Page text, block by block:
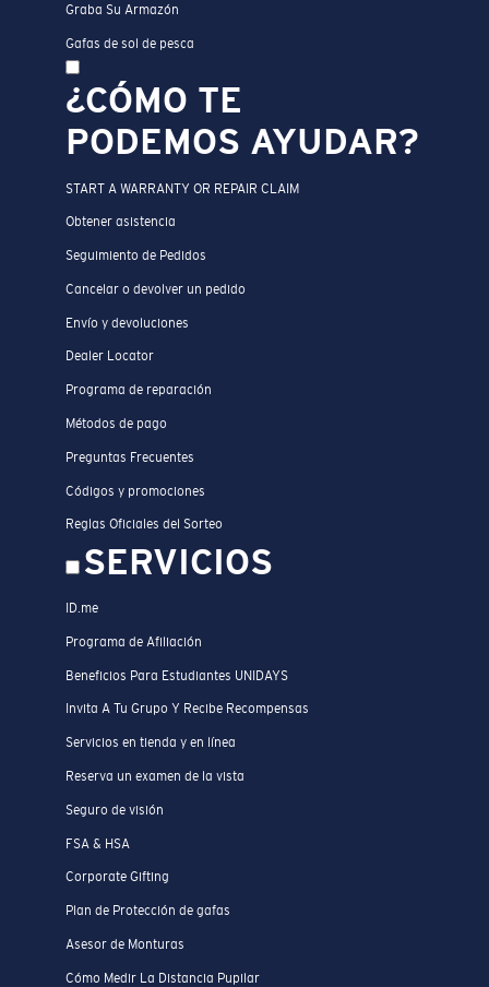
Graba Su Armazón
Gafas de sol de pesca
¿CÓMO TE
PODEMOS AYUDAR?
START A WARRANTY OR REPAIR CLAIM
Obtener asistencia
Seguimiento de Pedidos
Cancelar o devolver un pedido
Envío y devoluciones
Dealer Locator
Programa de reparación
Métodos de pago
Preguntas Frecuentes
Códigos y promociones
Reglas Oficiales del Sorteo
SERVICIOS
ID.me
Programa de Afiliación
Beneficios Para Estudiantes UNIDAYS
Invita A Tu Grupo Y Recibe Recompensas
Servicios en tienda y en línea
Reserva un examen de la vista
Seguro de visión
FSA & HSA
Corporate Gifting
Plan de Protección de gafas
Asesor de Monturas
Cómo Medir La Distancia Pupilar